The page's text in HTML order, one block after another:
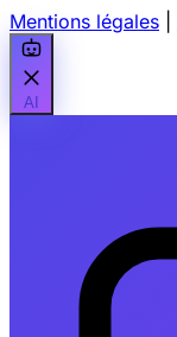
Mentions légales
AI